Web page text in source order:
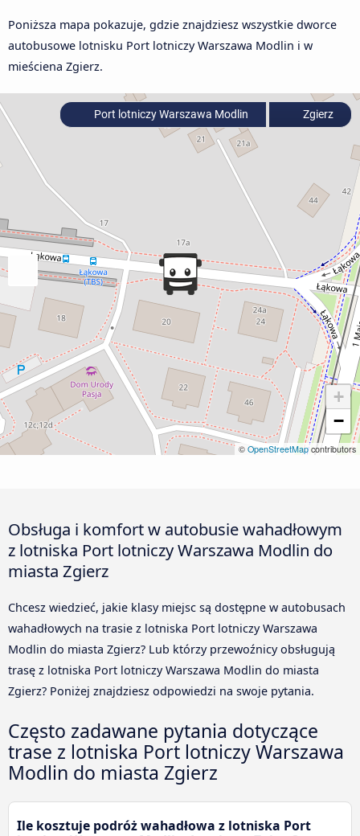
Poniższa mapa pokazuje, gdzie znajdziesz wszystkie dworce
autobusowe lotnisku Port lotniczy Warszawa Modlin i w
mieściena Zgierz.
+
−
© OpenStreetMapcontributors
Port lotniczy Warszawa Modlin Zgierz
Obsługa i komfort w autobusie wahadłowym
z lotniska Port lotniczy Warszawa Modlin do
miasta Zgierz
Chcesz wiedzieć, jakie klasy miejsc są dostępne w autobusach
wahadłowych na trasie z lotniska Port lotniczy Warszawa
Modlin do miasta Zgierz? Lub którzy przewoźnicy obsługują
trasę z lotniska Port lotniczy Warszawa Modlin do miasta
Zgierz? Poniżej znajdziesz odpowiedzi na swoje pytania.
Często zadawane pytania dotyczące
trase z lotniska Port lotniczy Warszawa
Modlin do miasta Zgierz
Ile kosztuje podróż wahadłowa z lotniska Port